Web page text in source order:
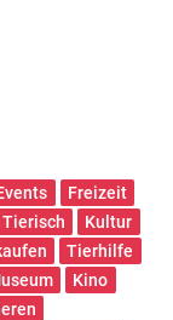
Freizeit
Tierisch
Kultur
Tierhilfe
Kino